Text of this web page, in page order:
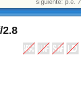
siguiente: p.e.